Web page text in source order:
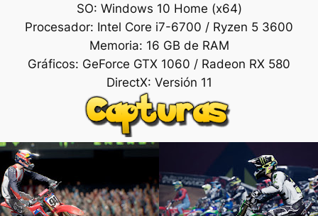
SO: Windows 10 Home (x64)
Procesador: Intel Core i7-6700 / Ryzen 5 3600
Memoria: 16 GB de RAM
Gráficos: GeForce GTX 1060 / Radeon RX 580
DirectX: Versión 11